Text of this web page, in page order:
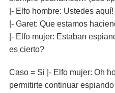
|- Elfo hombre: Ustedes
|- Garet: Que estamos
|- Elfo mujer: Estaban
es cierto?
Caso = Si |- Elfo mujer: Oh
permitirte continuar espiando